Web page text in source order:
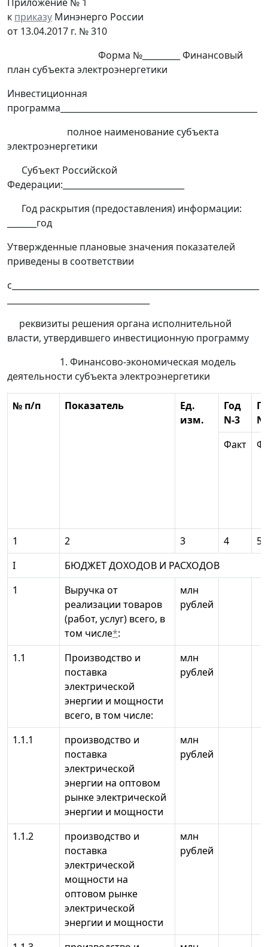
Приложение № 1
к приказу Минэнерго России
от 13.04.2017 г. № 310
Форма №_________ Финансовый
план субъекта электроэнергетики
Инвестиционная
программа_______________________________________________
полное наименование субъекта
электроэнергетики
Субъект Российской
Федерации:_____________________________
Год раскрытия (предоставления) информации:
_______год
Утвержденные плановые значения показателей
приведены в соответствии
с___________________________________________________________
реквизиты решения органа исполнительной
власти, утвердившего инвестиционную программу
1. Финансово-экономическая модель
деятельности субъекта электроэнергетики
№ п/п Показатель
Ед.
изм.
Год
N-3
Факт
1 2 3 4
5
I
БЮДЖЕТ ДОХОДОВ И РАСХОДОВ
1
Выручка от
реализации товаров
(работ, услуг) всего, в
том числе*:
млн
рублей
1.1
Производство и
поставка
электрической
энергии и мощности
всего, в том числе:
млн
рублей
1.1.1
производство и
поставка
электрической
энергии на оптовом
рынке электрической
энергии и мощности
млн
рублей
1.1.2
производство и
поставка
электрической
мощности на
оптовом рынке
электрической
энергии и мощности
млн
рублей